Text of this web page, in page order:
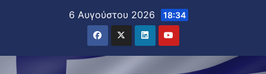
6 Αυγούστου 2026 18:34